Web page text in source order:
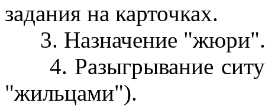
задания на карточках.
3. Назначение "жюри".
4. Разыгрывание
"жильцами").